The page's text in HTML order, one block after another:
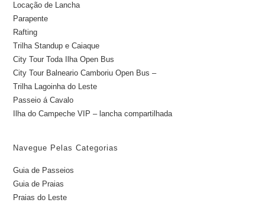
Locação de Lancha
Parapente
Rafting
Trilha Standup e Caiaque
City Tour Toda Ilha Open Bus
City Tour Balneario Camboriu Open Bus –
Trilha Lagoinha do Leste
Passeio á Cavalo
Ilha do Campeche VIP – lancha compartilhada
Navegue Pelas Categorias
Guia de Passeios
Guia de Praias
Praias do Leste